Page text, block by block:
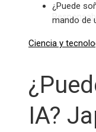
¿Puede
mando de
Ciencia y
IA?